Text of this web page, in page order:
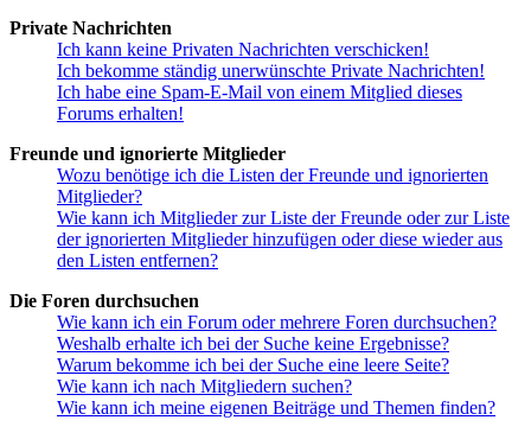
Private Nachrichten
Ich kann keine Privaten Nachrichten verschicken!
Ich bekomme ständig unerwünschte Private Nachrichten!
Ich habe eine Spam-E-Mail von einem Mitglied dieses
Forums erhalten!
Freunde und ignorierte Mitglieder
Wozu benötige ich die Listen der Freunde und ignorierten
Mitglieder?
Wie kann ich Mitglieder zur Liste der Freunde oder zur Liste
der ignorierten Mitglieder hinzufügen oder diese wieder aus
den Listen entfernen?
Die Foren durchsuchen
Wie kann ich ein Forum oder mehrere Foren durchsuchen?
Weshalb erhalte ich bei der Suche keine Ergebnisse?
Warum bekomme ich bei der Suche eine leere Seite?
Wie kann ich nach Mitgliedern suchen?
Wie kann ich meine eigenen Beiträge und Themen finden?